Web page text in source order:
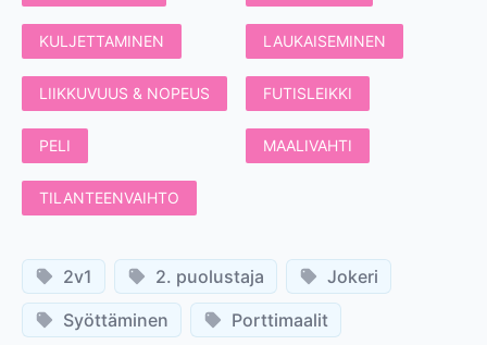
KULJETTAMINEN LAUKAISEMINEN
LIIKKUVUUS & NOPEUS FUTISLEIKKI
PELI MAALIVAHTI
TILANTEENVAIHTO
2v1 2. puolustaja
Jokeri
Syöttäminen
Porttimaalit